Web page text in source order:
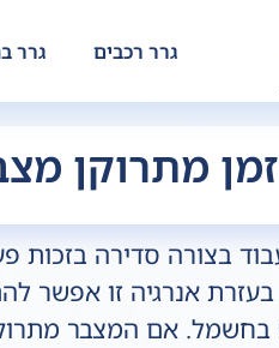
גרר רכבים גרר
מתרוקן
בצורה סדירה בזכות
אנרגיה זו אפשר
בחשמל. אם המצבר